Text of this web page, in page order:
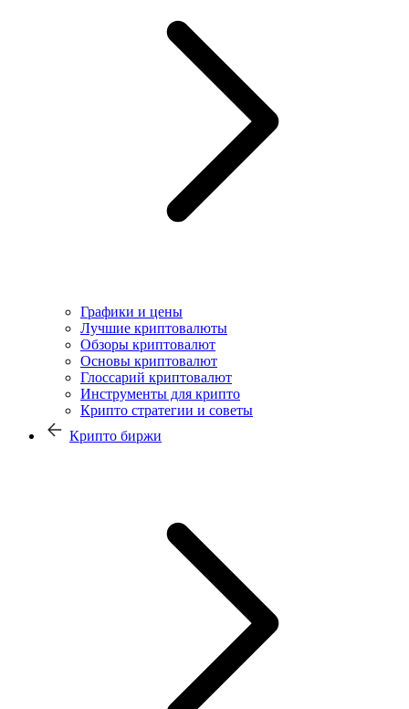
Графики и цены
Лучшие криптовалюты
Обзоры криптовалют
Основы криптовалют
Глоссарий криптовалют
Инструменты для крипто
Крипто стратегии и советы
Крипто биржи